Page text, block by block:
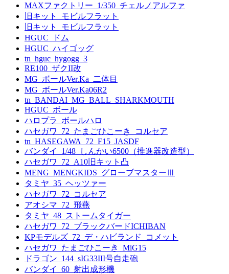
MAXファクトリー_1/350_チェルノアルファ
旧キット_モビルフラット
旧キット_モビルフラット
HGUC_ドム
HGUC_ハイゴッグ
tn_hguc_hygogg_3
RE100_ザクII改
MG_ボールVer.Ka_二体目
MG_ボールVer.Ka06R2
tn_BANDAI_MG_BALL_SHARKMOUTH
HGUC_ボール
ハロプラ_ボールハロ
ハセガワ_72_たまごひこーき_コルセア
tn_HASEGAWA_72_F15_JASDF
バンダイ_1/48_しんかい6500（推進器改造型）
ハセガワ_72_A10旧キット凸
MENG_MENGKIDS_グローブマスターⅢ
タミヤ_35_ヘッツァー
ハセガワ_72_コルセア
アオシマ_72_飛燕
タミヤ_48_ストームタイガー
ハセガワ_72_ブラックバードICHIBAN
KPモデルズ_72_デ・ハビランド_コメット
ハセガワ_たまごひこーき_MiG15
ドラゴン_144_sIG33III号自走砲
バンダイ_60_射出成形機